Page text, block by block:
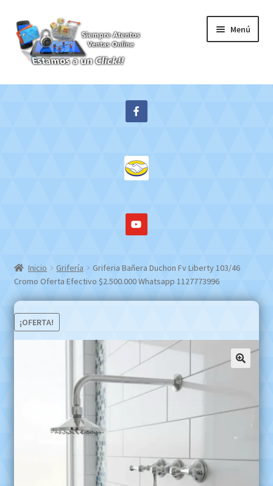
Ir
a
la
navegación
Ir
al
contenido
Menú
Inicio
Inicio Grifería
Griferia Bañera Duchon Fv Liberty 103/46
Cromo Oferta Efectivo $2.500.000 Whatsapp 1127773996
¡OFERTA!